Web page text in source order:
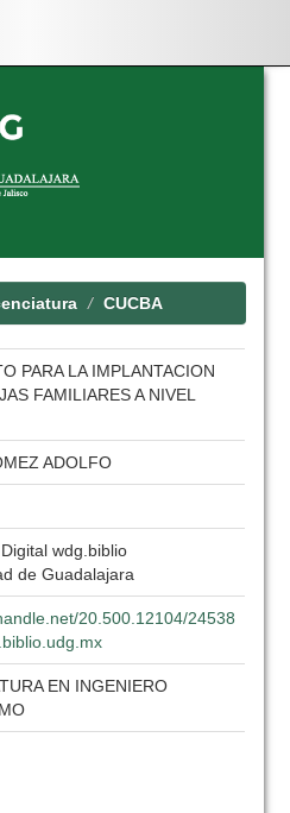
CUCBA
PARA LA IMPLANTACION
FAMILIARES A NIVEL
ADOLFO
wdg.biblio
de Guadalajara
20.500.12104/24538
EN INGENIERO